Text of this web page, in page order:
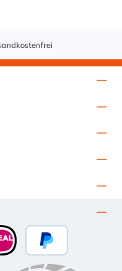
PayPal
(10 Tage Netto)